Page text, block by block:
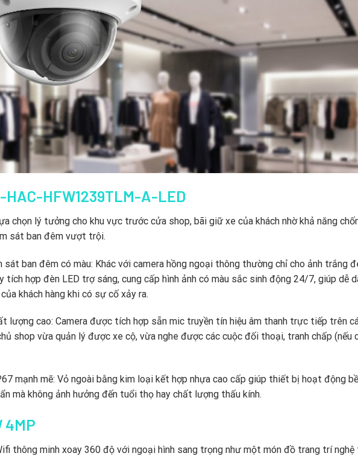
HAC-HFW1239TLM-A-LED
chọn lý tưởng cho khu vực trước cửa shop, bãi giữ xe của khách nhờ khả năng
sát ban đêm vượt trội.
sát ban đêm có màu: Khác với camera hồng ngoại thông thường chỉ cho ảnh trắng
tích hợp đèn LED trợ sáng,cung cấp hình ảnh có màu sắc sinh động 24/7,giúp dễ
khách hàng khi có sự cố xảy ra.
lượng cao: Camera được tích hợp sẵn mic truyền tín hiệu âm thanh trực tiếp trên
shop vừa quản lý được xe cộ,vừa nghe được các cuộc đối thoại,tranh chấp (nếu
mạnh mẽ: Vỏ ngoài bằng kim loại kết hợp nhựa cao cấp giúp thiết bị hoạt động
mà không ảnh hưởng đến tuổi thọ hay chất lượng thấu kính.
4MP
thông minh xoay 360 độ với ngoại hình sang trọng như một món đồ trang trí